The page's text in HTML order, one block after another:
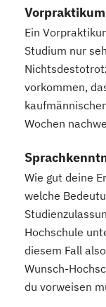
Vorpraktikum
Ein
Studium nur
vorkommen,
Wochen
Wie gut deine
welche
Hochschule
diesem Fall
Wunsch-
du vorweisen